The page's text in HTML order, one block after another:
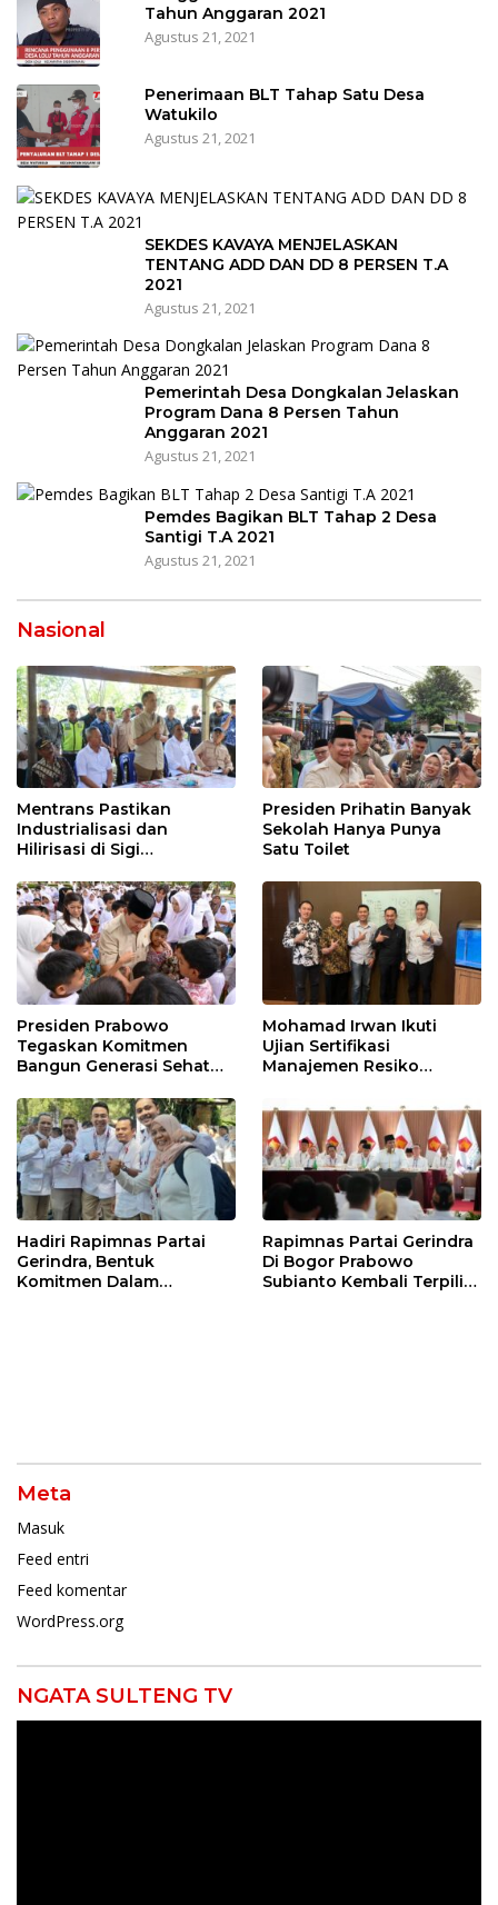
Tahun Anggaran 2021
Agustus 21, 2021
Penerimaan BLT Tahap Satu Desa
Watukilo
Agustus 21, 2021
SEKDES KAVAYA MENJELASKAN
TENTANG ADD DAN DD 8 PERSEN T.A
2021
Agustus 21, 2021
Pemerintah Desa Dongkalan Jelaskan
Program Dana 8 Persen Tahun
Anggaran 2021
Agustus 21, 2021
Pemdes Bagikan BLT Tahap 2 Desa
Santigi T.A 2021
Agustus 21, 2021
Nasional
Mentrans Pastikan
Industrialisasi dan
Hilirisasi di Sigi
Perekonomian Daerah
Presiden Prihatin Banyak
Sekolah Hanya Punya
Satu Toilet
Presiden Prabowo
Tegaskan Komitmen
Bangun Generasi Sehat
Mohamad Irwan Ikuti
Ujian Sertifikasi
Manajemen Resiko
Hadiri Rapimnas Partai
Gerindra, Bentuk
Komitmen Dalam
Rapimnas Partai Gerindra
Di Bogor Prabowo
Subianto Kembali Terpilih
Meta
Masuk
Feed entri
Feed komentar
WordPress.org
NGATA SULTENG TV